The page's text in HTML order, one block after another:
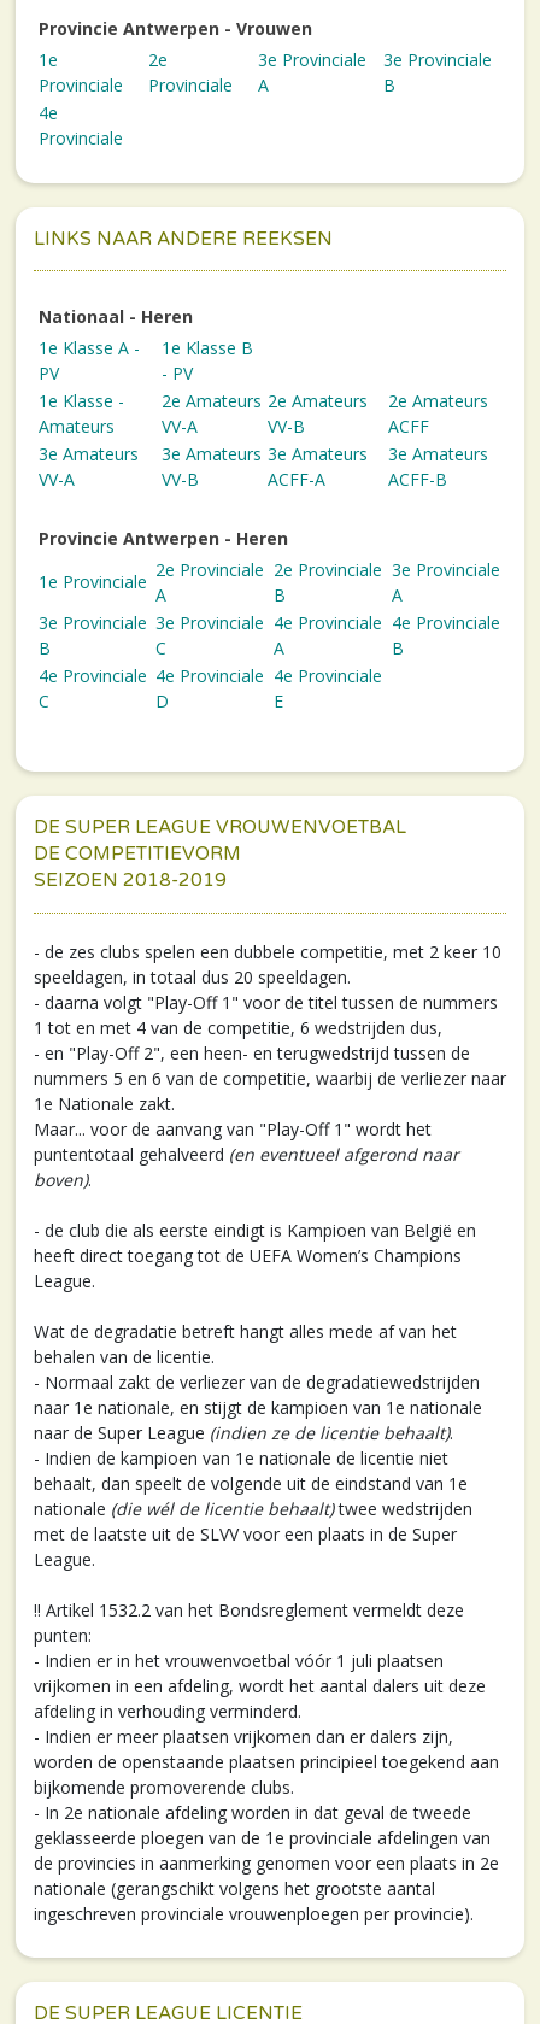
Provincie Antwerpen - Vrouwen
1e
Provinciale
2e
Provinciale
3e Provinciale
A
3e Provinciale
B
4e
Provinciale
LINKS NAAR ANDERE REEKSEN
Nationaal - Heren
1e Klasse A -
PV
1e Klasse B
- PV
1e Klasse -
Amateurs
2e Amateurs
VV-A
2e Amateurs
VV-B
2e Amateurs
ACFF
3e Amateurs
VV-A
3e Amateurs
VV-B
3e Amateurs
ACFF-A
3e Amateurs
ACFF-B
Provincie Antwerpen - Heren
1e Provinciale
2e Provinciale
A
2e Provinciale
B
3e Provinciale
A
3e Provinciale
B
3e Provinciale
C
4e Provinciale
A
4e Provinciale
B
4e Provinciale
C
4e Provinciale
D
4e Provinciale
E
DE SUPER LEAGUE VROUWENVOETBAL
DE COMPETITIEVORM
SEIZOEN 2018-2019
- de zes clubs spelen een dubbele competitie, met 2 keer 10
speeldagen, in totaal dus 20 speeldagen.
- daarna volgt "Play-Off 1" voor de titel tussen de nummers
1 tot en met 4 van de competitie, 6 wedstrijden dus,
- en "Play-Off 2", een heen- en terugwedstrijd tussen de
nummers 5 en 6 van de competitie, waarbij de verliezer naar
1e Nationale zakt.
Maar... voor de aanvang van "Play-Off 1" wordt het
puntentotaal gehalveerd (en eventueel afgerond naar
boven).
- de club die als eerste eindigt is Kampioen van België en
heeft direct toegang tot de UEFA Women’s Champions
League.
Wat de degradatie betreft hangt alles mede af van het
behalen van de licentie.
- Normaal zakt de verliezer van de degradatiewedstrijden
naar 1e nationale, en stijgt de kampioen van 1e nationale
naar de Super League (indien ze de licentie behaalt).
- Indien de kampioen van 1e nationale de licentie niet
behaalt, dan speelt de volgende uit de eindstand van 1e
nationale (die wél de licentie behaalt)twee wedstrijden
met de laatste uit de SLVV voor een plaats in de Super
League.
!! Artikel 1532.2 van het Bondsreglement vermeldt deze
punten:
- Indien er in het vrouwenvoetbal vóór 1 juli plaatsen
vrijkomen in een afdeling, wordt het aantal dalers uit deze
afdeling in verhouding verminderd.
- Indien er meer plaatsen vrijkomen dan er dalers zijn,
worden de openstaande plaatsen principieel toegekend aan
bijkomende promoverende clubs.
- In 2e nationale afdeling worden in dat geval de tweede
geklasseerde ploegen van de 1e provinciale afdelingen van
de provincies in aanmerking genomen voor een plaats in 2e
nationale (gerangschikt volgens het grootste aantal
ingeschreven provinciale vrouwenploegen per provincie).
DE SUPER LEAGUE LICENTIE